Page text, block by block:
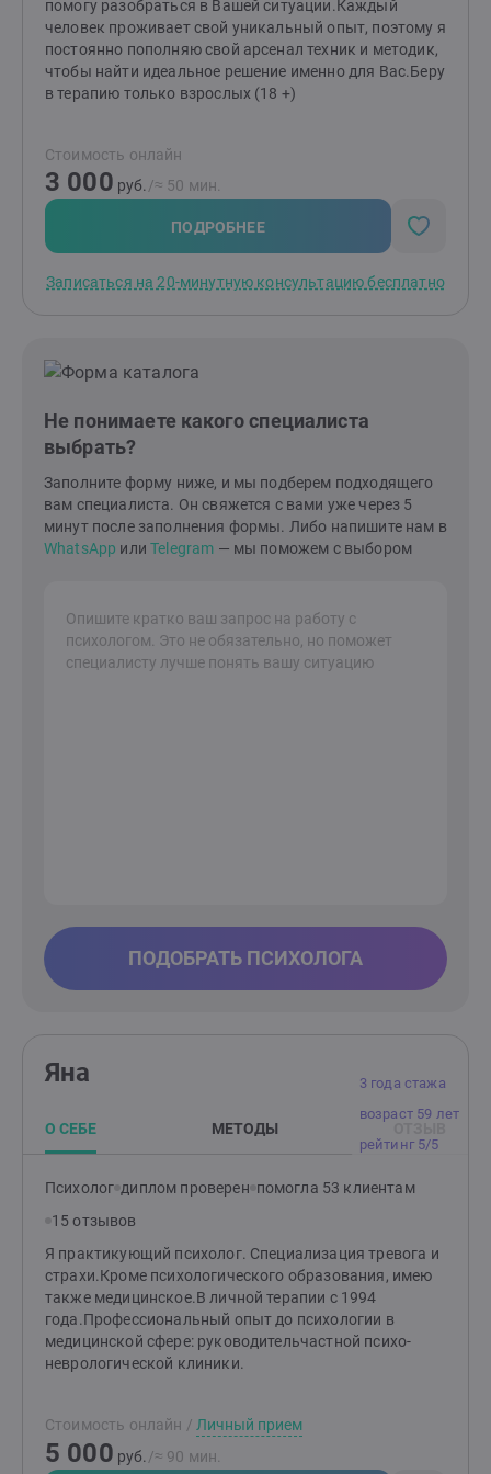
вместе разбираться. Единственное, я не работаю с
парами и детьми.
помогу разобраться в Вашей ситуации.Каждый
человек проживает свой уникальный опыт, поэтому я
постоянно пополняю свой арсенал техник и методик,
чтобы найти идеальное решение именно для Вас.Беру
в терапию только взрослых (18 +)
Стоимость онлайн
3 000 руб. /≈ 50 мин.
ПОДРОБНЕЕ
Записаться на 20-минутную консультацию бесплатно
Не понимаете какого специалиста
выбрать?
Заполните форму ниже, и мы подберем подходящего
вам специалиста. Он свяжется с вами уже через 5
минут после заполнения формы. Либо напишите нам в
WhatsApp илиTelegram — мы поможем с выбором
ПОДОБРАТЬ ПСИХОЛОГА
3 года стажа
возраст 59 лет
рейтинг 5/5
Яна
О СЕБЕ МЕТОДЫ
Психолог диплом проверен помогла 53 клиентам
15 отзывов
Я практикующий психолог. Специализация тревога и
страхи.Кроме психологического образования, имею
также медицинское.В личной терапии с 1994
года.Профессиональный опыт до психологии в
медицинской сфере: руководительчастной психо-
неврологической клиники.
Стоимость онлайн / Личный прием
5 000 руб. /≈ 90 мин.